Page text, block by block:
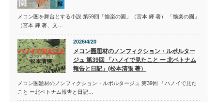
メコン圏を舞台とする小説 第59回「愉楽の園」（宮本 輝 著） 「愉楽の園」
（宮本 輝 著、文…
2026/4/20
メコン圏題材のノンフィクション・ルポルター
ジュ 第39回 「ハノイで見たこと ー 北ベトナム
報告と日記」(松本清張 著）
メコン圏題材のノンフィクション・ルポルタージュ 第39回 「ハノイで見た
こと ー北ベトナム報告と日記…